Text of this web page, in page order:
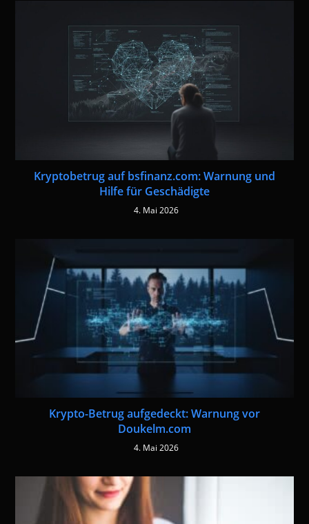
Kryptobetrug auf bsfinanz.com: Warnung und
Hilfe für Geschädigte
4. Mai 2026
Krypto-Betrug aufgedeckt: Warnung vor
Doukelm.com
4. Mai 2026